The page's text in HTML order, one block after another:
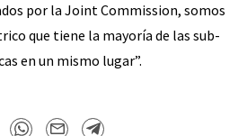
por la Joint Commission, somos
que tiene la mayoría de las sub-
en un mismo lugar”.